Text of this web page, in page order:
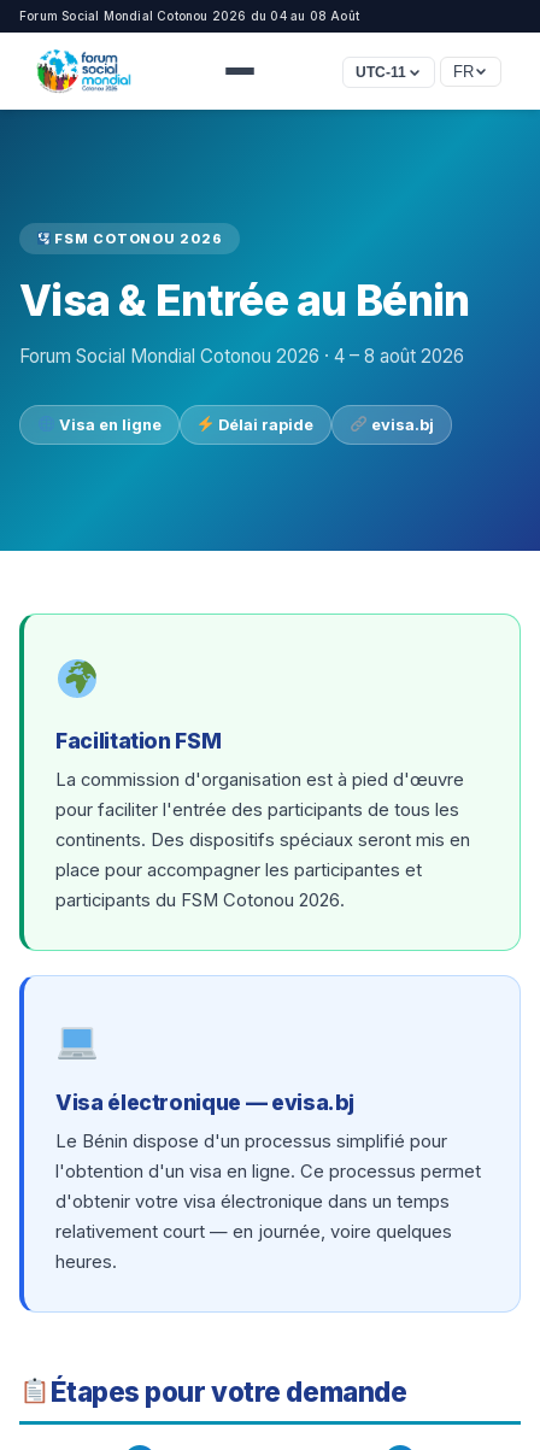
Forum Social Mondial Cotonou 2026 du 04 au 08 Août
UTC-11 FR
FSM COTONOU 2026
Visa & Entrée au Bénin
Forum Social Mondial Cotonou 2026 · 4 – 8 août 2026
Visa en ligne Délai rapide evisa.bj
Facilitation FSM
La commission d'organisation est à pied d'œuvre
pour faciliter l'entrée des participants de tous les
continents. Des dispositifs spéciaux seront mis en
place pour accompagner les participantes et
participants du FSM Cotonou 2026.
Visa électronique — evisa.bj
Le Bénin dispose d'un processus simplifié pour
l'obtention d'un visa en ligne. Ce processus permet
d'obtenir votre visa électronique dans un temps
relativement court — en journée, voire quelques
heures.
Étapes pour votre demande